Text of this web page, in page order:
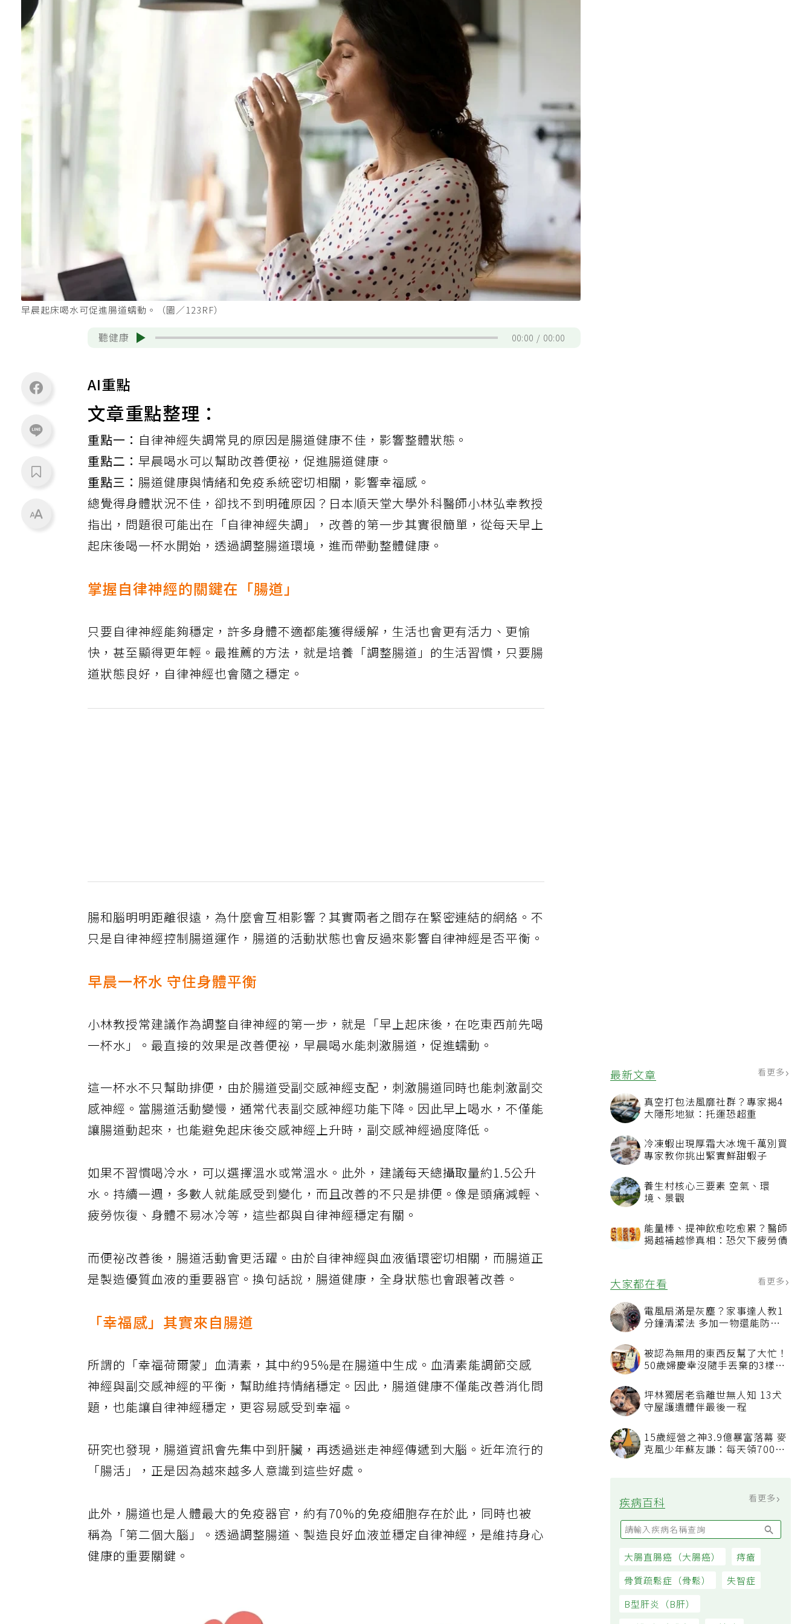
最新文章 看更多
真空打包法風靡社群？專家揭4
大隱形地獄：托運恐超重
冷凍蝦出現厚霜大冰塊千萬別買
專家教你挑出緊實鮮甜蝦子
養生村核心三要素 空氣、環
境、景觀
能量棒、提神飲愈吃愈累？醫師
揭越補越慘真相：恐欠下疲勞債
大家都在看
電風扇滿是灰塵？家事達人教1
被認為無用的東西反幫了大忙！
50歲婦慶幸沒隨手丟棄的3樣物
品
坪林獨居老翁離世無人知 13犬
15歲經營之神3.9億暴富落幕 麥
疾病百科
早晨起床喝水可促進腸道蠕動。（圖／123RF）
聽健康 00:00 00:00
AI重點
文章重點整理：
重點一： 自律神經失調常見的原因是腸道健康不佳，影響整體狀態。
重點二：早晨喝水可以幫助改善便祕，促進腸道健康。
重點三：腸道健康與情緒和免疫系統密切相關，影響幸福感。
總覺得身體狀況不佳，卻找不到明確原因？日本順天堂大學外科醫師小林弘幸教授
指出 ，問題很可能出在「自律神經失調」，改善的第一步其實很簡單，從每天早上
起床後喝一杯水開始，透過調整腸道環境，進而帶動整體健康。
掌握自律神經的關鍵在「腸道」
只要自律神經能夠穩定，許多身體不適都能獲得緩解，生活也會更有活力、更愉
快，甚至顯得更年輕。最推薦的方法，就是培養「調整腸道」的生活習慣，只要腸
道狀態良好，自律神經也會隨之穩定。
腸和腦明明距離很遠，為什麼會互相影響？其實兩者之間存在緊密連結的網絡。不
只是自律神經控制腸道運作，腸道的活動狀態也會反過來影響自律神經是否平衡。
早晨一杯水 守住身體平衡
小林教授常建議作為調整自律神經的第一步，就是「早上起床後，在吃東西前先喝
一杯水」。最直接的效果是改善便祕，早晨喝水能刺激腸道，促進蠕動。
這一杯水不只幫助排便，由於腸道受副交感神經支配，刺激腸道同時也能刺激副交
感神經。當腸道活動變慢，通常代表副交感神經功能下降。因此早上喝水，不僅能
讓腸道動起來，也能避免起床後交感神經上升時，副交感神經過度降低。
如果不習慣喝冷水，可以選擇溫水或常溫水。此外，建議每天總攝取量約1.5公升
水。持續一週，多數人就能感受到變化，而且改善的不只是排便。像是頭痛減輕、
疲勞恢復、身體不易冰冷等，這些都與自律神經穩定有關。
而便祕改善後，腸道活動會更活躍。由於自律神經與血液循環密切相關，而腸道正
是製造優質血液的重要器官。換句話說，腸道健康，全身狀態也會跟著改善。
「幸福感」其實來自腸道
所謂的「幸福荷爾蒙」血清素，其中約95%是在腸道中生成。血清素能調節交感
神經與副交感神經的平衡，幫助維持情緒穩定。因此，腸道健康不僅能改善消化問
題，也能讓自律神經穩定，更容易感受到幸福。
研究也發現，腸道資訊會先集中到肝臟，再透過迷走神經傳遞到大腦。近年流行的
「腸活」，正是因為越來越多人意識到這些好處。
此外，腸道也是人體最大的免疫器官，約有70%的免疫細胞存在於此，同時也被
稱為「第二個大腦」。透過調整腸道、製造良好血液並穩定自律神經，是維持身心
健康的重要關鍵。